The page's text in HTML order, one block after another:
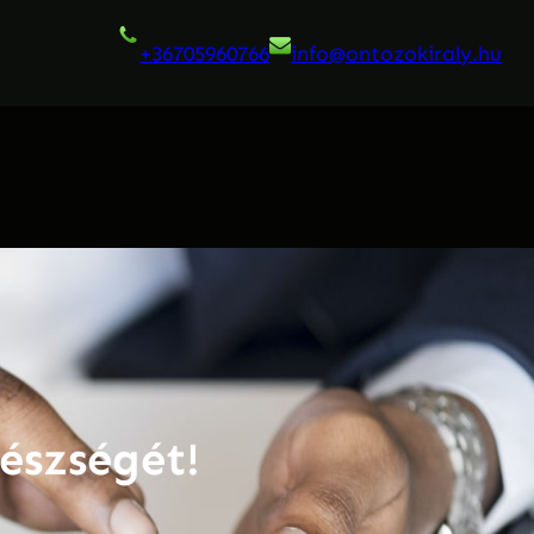
+36705960766 info@ontozokiraly.hu